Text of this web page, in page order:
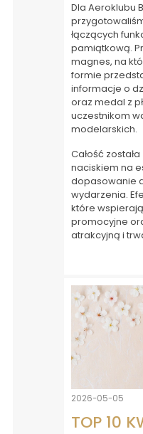
Dla Aeroklubu
łączących
pamiątkową.
magnes, na
formie
informacje o
oraz medal z
uczestnikom
modelarskich.
Całość
naciskiem na
dopasowanie
wydarzenia.
które
promocyjne
atrakcyjną i
2026-05-05
TOP 10